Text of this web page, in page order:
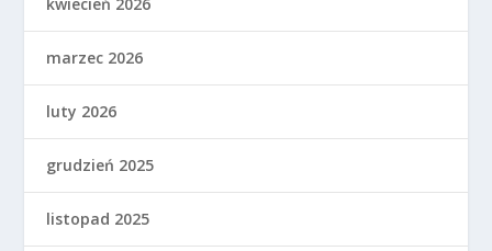
marzec 2026
luty 2026
grudzień 2025
listopad 2025